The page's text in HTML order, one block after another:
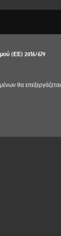
(ΕΕ) 2016/679
θα επεξεργάζεται
που